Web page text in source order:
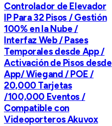
Controlador de Elevador
IP Para 32 Pisos / Gestión
100% en la Nube /
Interfaz Web / Pases
Temporales desde App /
Activación de Pisos desde
App/ Wiegand / POE /
20,000 Tarjetas
/100,000 Eventos /
Compatible con
Videoporteros Akuvox